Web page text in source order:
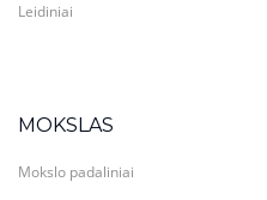
Leidiniai
MOKSLAS
Mokslo padaliniai